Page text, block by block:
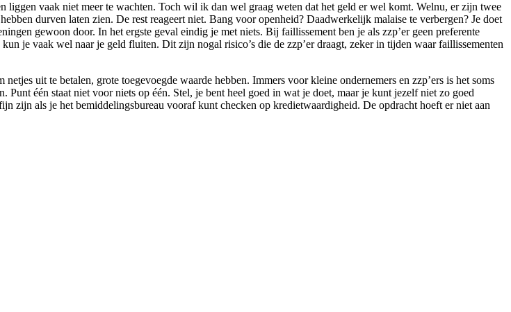
vaak niet meer te wachten. Toch wil ik dan wel graag weten dat het geld er wel komt. Welnu, er zijn twee
durven laten zien. De rest reageert niet. Bang voor openheid? Daadwerkelijk malaise te verbergen? Je doet
gewoon door. In het ergste geval eindig je met niets. Bij faillissement ben je als zzp’er geen preferente
je vaak wel naar je geld fluiten. Dit zijn nogal risico’s die de zzp’er draagt, zeker in tijden waar faillissementen
uit te betalen, grote toegevoegde waarde hebben. Immers voor kleine ondernemers en zzp’ers is het soms
één staat niet voor niets op één. Stel, je bent heel goed in wat je doet, maar je kunt jezelf niet zo goed
zijn als je het bemiddelingsbureau vooraf kunt checken op kredietwaardigheid. De opdracht hoeft er niet aan